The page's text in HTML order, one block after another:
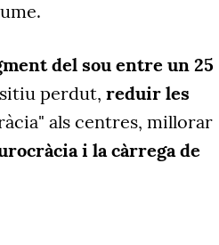
del sou entre un 25
perdut, reduir les
als centres, millorar
i la càrrega de